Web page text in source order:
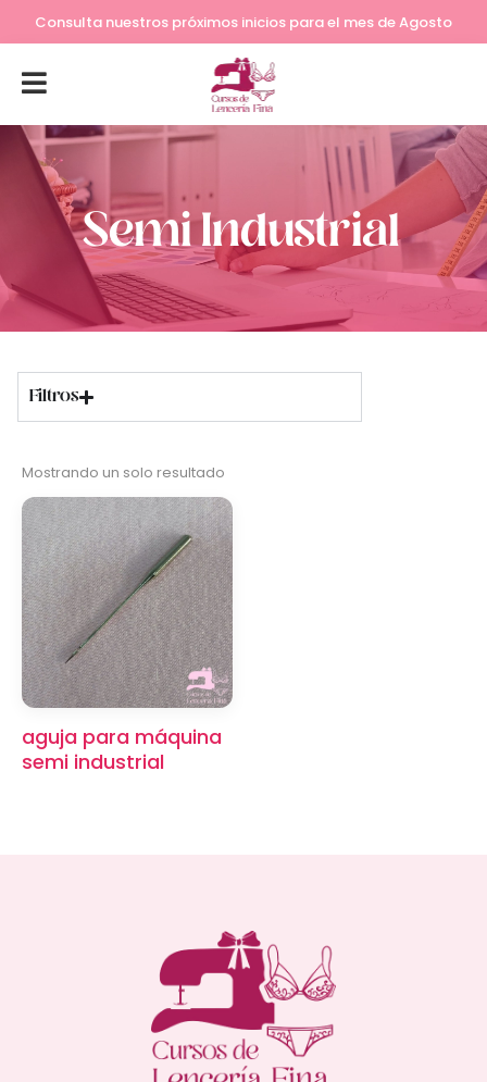
Consulta nuestros próximos inicios para el mes de Agosto
Semi Industrial
Filtros
Mostrando un solo resultado
aguja para máquina
semi industrial